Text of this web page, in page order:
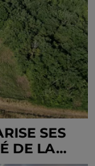
SES
DE LA...